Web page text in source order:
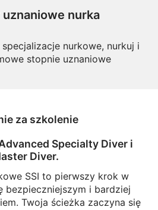
nurka
nurkowe, nurkuj i
stopnie uznaniowe
za szkolenie
Specialty Diver i
Diver.
SSI to pierwszy krok w
bezpieczniejszym i bardziej
Twoja ścieżka zaczyna się